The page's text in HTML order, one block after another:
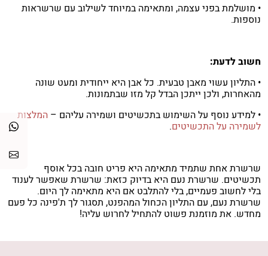
• מושלמת בפני עצמה, ומתאימה במיוחד לשילוב עם שרשראות
נוספות.
חשוב לדעת:
• התליון עשוי מאבן טבעית. כל אבן היא ייחודית ומעט שונה
מהאחרות, ולכן ייתכן הבדל קל מזו שבתמונות.
• למידע נוסף על השימוש בתכשיטים ושמירה עליהם – המלצות
לשמירה על התכשיטים.
שרשרת אחת שתמיד מתאימה היא פריט חובה בכל אוסף
תכשיטים. שרשרת נעם היא בדיוק כזאת: שרשרת שאפשר לענוד
בלי לחשוב פעמיים, בלי להתלבט אם היא מתאימה לך היום.
שרשרת נעם, עם התליון הכחול המהפנט, תסגור לך ת'פינה כל פעם
מחדש. את מוזמנת פשוט להתחיל לחרוש עליה!